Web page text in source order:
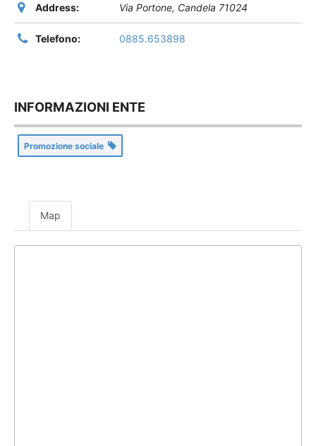
Address: Via Portone, Candela 71024
Telefono: 0885.653898
INFORMAZIONI ENTE
Promozione sociale
Map